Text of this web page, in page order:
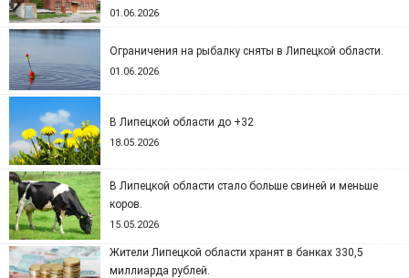
01.06.2026
Ограничения на рыбалку сняты в Липецкой области.
01.06.2026
В Липецкой области до +32
18.05.2026
В Липецкой области стало больше свиней и меньше
коров.
15.05.2026
Жители Липецкой области хранят в банках 330,5
миллиарда рублей.